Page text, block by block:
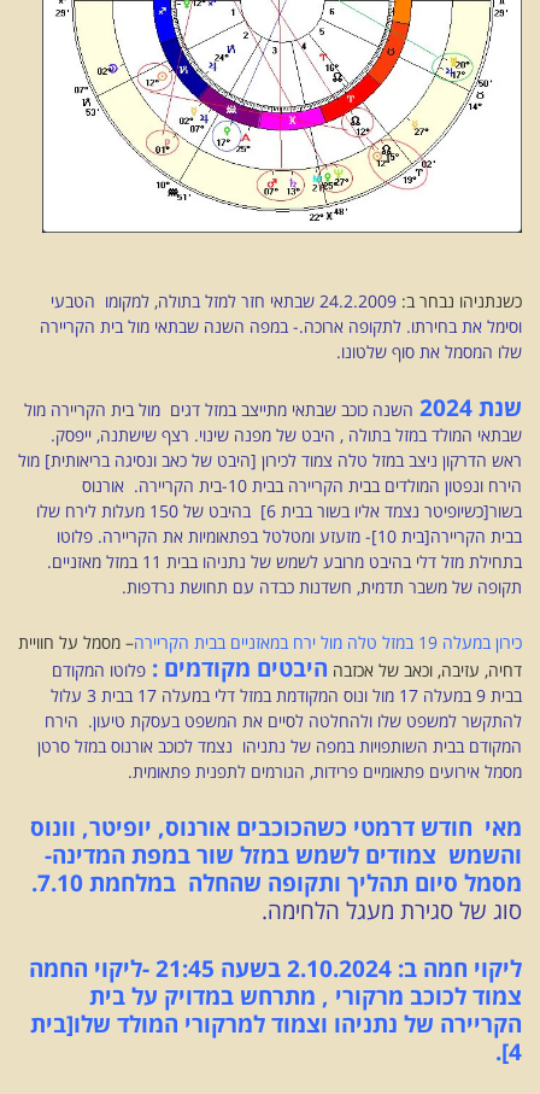
כשנתניהו נבחר ב:
24.2.2009 שבתאי חזר למזל בתולה, למקומו הטבעי
וסימל את בחירתו. לתקופה ארוכה.- במפה השנה שבתאי מול בית הקריירה
שלו המסמל את סוף שלטונו.
שנת 2024
השנה כוכב שבתאי מתייצב במזל דגים מול בית הקריירה מול
שבתאי המולד במזל בתולה , היבט של מפנה שינוי. רצף שישתנה, ייפסק.
ראש הדרקון ניצב במזל טלה צמוד לכירון [היבט של כאב ונסיגה בריאותית] מול
הירח ונפטון המולדים בבית הקריירה בבית 10-בית הקריירה. אורנוס
בשור[כשיופיטר נצמד אליו בשור בבית 6] בהיבט של 150 מעלות לירח שלו
בבית הקריירה[בית 10]- מזעזע ומטלטל בפתאומיות את הקריירה. פלוטו
בתחילת מזל דלי בהיבט מרובע לשמש של נתניהו בבית 11 במזל מאזניים.
תקופה של משבר תדמית, חשדנות כבדה עם תחושת נרדפות.
כירון במעלה 19 במזל טלה מול ירח במאזניים בבית הקריירה
– מסמל על חוויית
דחיה, עזיבה, וכאב של אכזבה היבטים מקודמים : פלוטו המקודם
בבית 9 במעלה 17 מול ונוס המקודמת במזל דלי במעלה 17 בבית 3 עלול
להתקשר למשפט שלו ולהחלטה לסיים את המשפט בעסקת טיעון. הירח
המקודם בבית השותפויות במפה של נתניהו נצמד לכוכב אורנוס במזל סרטן
מסמל אירועים פתאומיים פרידות, הגורמים לתפנית פתאומית.
מאי חודש דרמטי כשהכוכבים אורנוס, יופיטר, וונוס
והשמש צמודים לשמש במזל שור במפת המדינה-
מסמל סיום תהליך ותקופה שהחלה במלחמת 7.10.
סוג של סגירת מעגל הלחימה.
ליקוי חמה ב: 2.10.2024 בשעה 21:45 -ליקוי החמה
צמוד לכוכב מרקורי , מתרחש במדויק על בית
הקריירה של נתניהו וצמוד למרקורי המולד שלו[בית
4].